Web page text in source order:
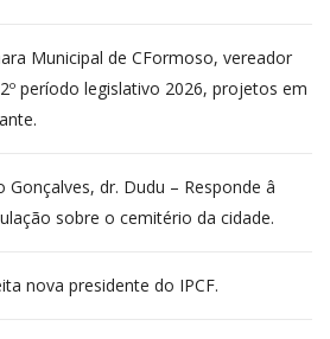
Municipal de CFormoso, vereador
período legislativo 2026, projetos em
dr. Dudu – Responde â
sobre o cemitério da cidade.
nova presidente do IPCF.